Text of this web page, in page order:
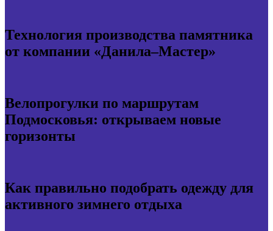
Технология производства памятника
от компании «Данила–Мастер»
Велопрогулки по маршрутам
Подмосковья: открываем новые
горизонты
Как правильно подобрать одежду для
активного зимнего отдыха